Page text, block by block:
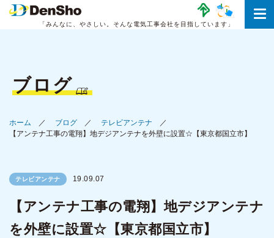
「みんなに、やさしい。 そんな電気工事会社を目指しています」
ブログ
ホーム ブログ
テレビアンテナ
【アンテナ工事の電翔】地デジアンテナを外壁に設置☆【東京都国立市】
テレビアンテナ 19.09.07
【アンテナ工事の電翔】地デジアンテナ
を外壁に設置☆【東京都国立市】